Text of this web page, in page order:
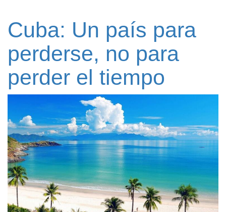
Cuba: Un país para
perderse, no para
perder el tiempo